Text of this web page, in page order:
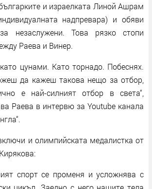
и израелката Линой Ашрам
надпревара) и обяви
незаслужени. Това рязко стопи
Раева и Винер.
цунами. Като торнадо. Побеснях.
да кажеш такова нещо за отбор,
е най-силният отбор в света“,
Раева в интервю за Youtube канала
и олимпийската медалистка от
спорт се променя и усложнява с